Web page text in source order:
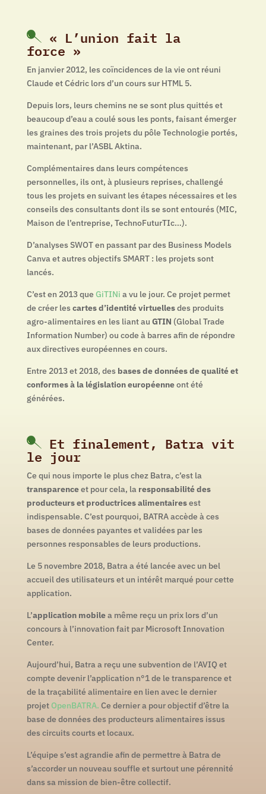
« L’union fait la
force »
En janvier 2012, les coïncidences de la vie ont réuni
Claude et Cédric lors d’un cours sur HTML 5.
Depuis lors, leurs chemins ne se sont plus quittés et
beaucoup d’eau a coulé sous les ponts, faisant émerger
les graines des trois projets du pôle Technologie portés,
maintenant, par l’ASBL Aktina.
Complémentaires dans leurs compétences
personnelles, ils ont, à plusieurs reprises, challengé
tous les projets en suivant les étapes nécessaires et les
conseils des consultants dont ils se sont entourés (MIC,
Maison de l’entreprise, TechnoFuturTIc…).
D’analyses SWOT en passant par des Business Models
Canva et autres objectifs SMART : les projets sont
lancés.
C’est en 2013 que GiTINi a vu le jour. Ce projet permet
de créer lescartes d’identité virtuellesdes produits
agro-alimentaires en les liant au GTIN (Global Trade
Information Number) ou code à barres afin de répondre
aux directives européennes en cours.
Entre 2013 et 2018, des bases de données de qualité et
conformes à la législation européenneont été
générées.
Et finalement, Batra vit
le jour
Ce qui nous importe le plus chez Batra, c’est la
transparenceet pour cela, la responsabilité des
producteurs et productricesalimentairesest
indispensable. C’est pourquoi, BATRA accède à ces
bases de données payantes et validées par les
personnes responsables de leurs productions.
Le 5 novembre 2018, Batra a été lancée avec un bel
accueil des utilisateurs et un intérêt marqué pour cette
application.
L’application mobilea même reçu un prix lors d’un
concours à l’innovation fait par Microsoft Innovation
Center.
Aujourd’hui, Batra a reçu une subvention de l’AVIQ et
compte devenir l’application n°1 de le transparence et
de la traçabilité alimentaire en lien avec le dernier
projet OpenBATRA. Ce dernier a pour objectif d’être la
base de données des producteurs alimentaires issus
des circuits courts et locaux.
L’équipe s’est agrandie afin de permettre à Batra de
s’accorder un nouveau souffle et surtout une pérennité
dans sa mission de bien-être collectif.